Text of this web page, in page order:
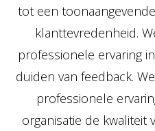
tot een
klanttevredenheid.
professionele ervaring
duiden van feedback.
professionele
organisatie de kwaliteit